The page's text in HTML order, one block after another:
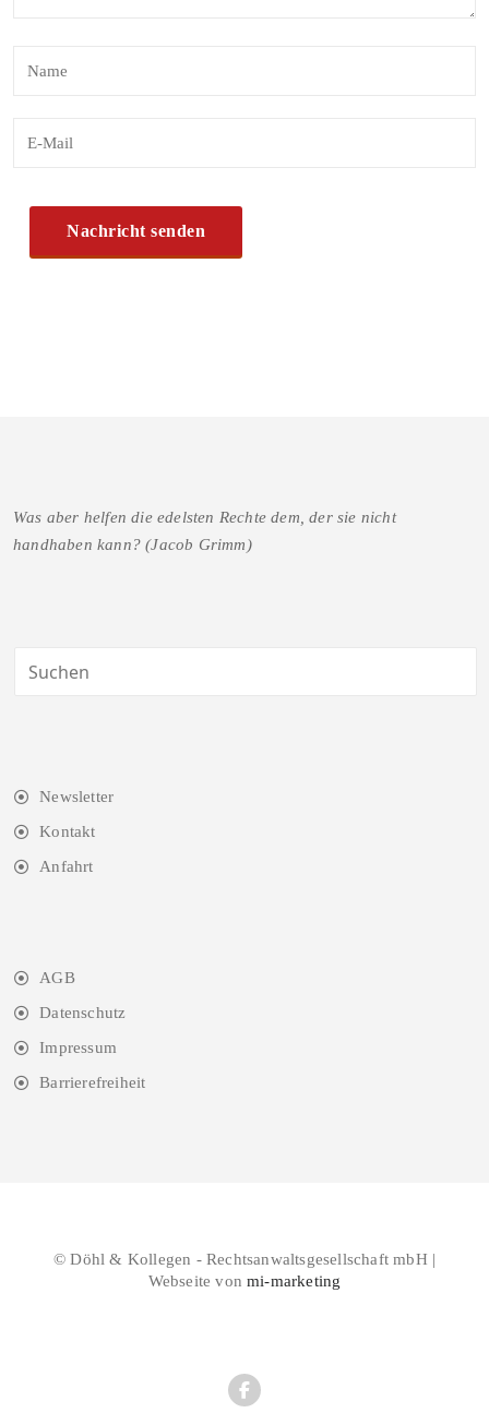
Was aber helfen die edelsten Rechte dem, der sie nicht
handhaben kann? (Jacob Grimm)
Newsletter
Kontakt
Anfahrt
AGB
Datenschutz
Impressum
Barrierefreiheit
© Döhl & Kollegen - Rechtsanwaltsgesellschaft mbH |
Webseite vonmi-marketing